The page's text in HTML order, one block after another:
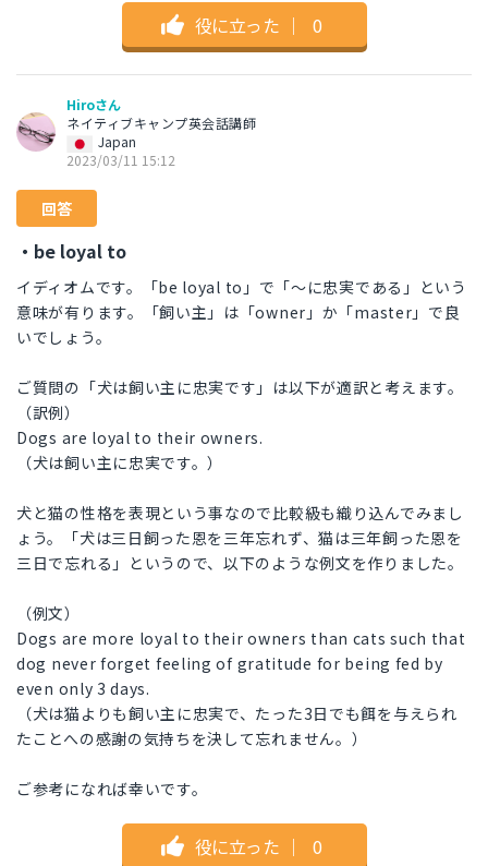
役に立った ｜ 0
Hiroさん
ネイティブキャンプ英会話講師
Japan
2023/03/11 15:12
回答
・be loyal to
イディオムです。「be loyal to」で「～に忠実である」という
意味が有ります。「飼い主」は「owner」か「master」で良
いでしょう。
ご質問の「犬は飼い主に忠実です」は以下が適訳と考えます。
（訳例）
Dogs are loyal to their owners.
（犬は飼い主に忠実です。）
犬と猫の性格を表現という事なので比較級も織り込んでみまし
ょう。「犬は三日飼った恩を三年忘れず、猫は三年飼った恩を
三日で忘れる」というので、以下のような例文を作りました。
（例文）
Dogs are more loyal to their owners than cats such that
dog never forget feeling of gratitude for being fed by
even only 3 days.
（犬は猫よりも飼い主に忠実で、たった3日でも餌を与えられ
たことへの感謝の気持ちを決して忘れません。）
ご参考になれば幸いです。
役に立った ｜ 0